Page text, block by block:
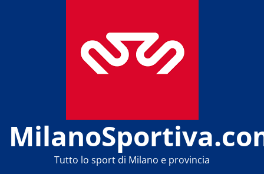
Tutto lo sport di Milano e provincia